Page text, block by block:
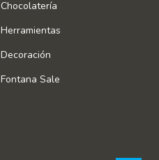
Chocolatería
Herramientas
Decoración
Fontana Sale